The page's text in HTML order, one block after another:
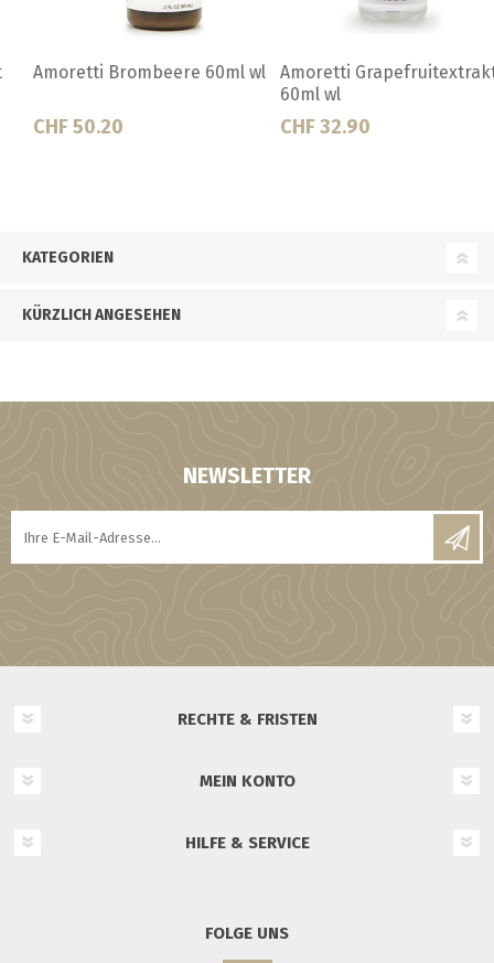
Amoretti Grapefruitextrakt
CHF 32.90
Amoretti Haselnussextrakt
60ml wl
CHF 41.20
KATEGORIEN
KÜRZLICH ANGESEHEN
NEWSLETTER
RECHTE & FRISTEN
MEIN KONTO
HILFE & SERVICE
FOLGE UNS